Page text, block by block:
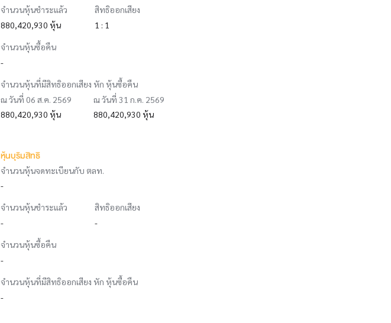
จำนวนหุ้นชำระแล้ว
880,420,930 หุ้น
สิทธิออกเสียง
1 : 1
จำนวนหุ้นซื้อคืน
-
จำนวนหุ้นที่มีสิทธิออกเสียง หัก หุ้นซื้อคืน
ณ วันที่ 06 ส.ค. 2569
880,420,930 หุ้น
ณ วันที่ 31 ก.ค. 2569
880,420,930 หุ้น
หุ้นบุริมสิทธิ
จำนวนหุ้นจดทะเบียนกับ ตลท.
-
จำนวนหุ้นชำระแล้ว
-
สิทธิออกเสียง
-
จำนวนหุ้นซื้อคืน
-
จำนวนหุ้นที่มีสิทธิออกเสียง หัก หุ้นซื้อคืน
-